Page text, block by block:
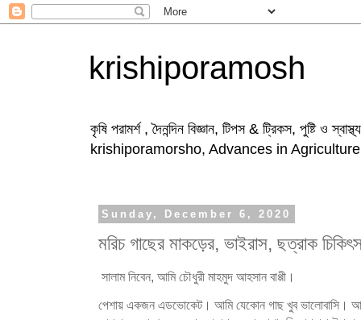
krishiporamosh
কৃষি পরামর্শ , দৈনন্দিন বিজ্ঞান, টিপস & ট্রিকস, পুষ্টি ও
krishiporamorsho, Advances in
Sunday, December 6, 2020
মরিচ গাছের মাকড়ের, ভাইরাস, ছত্রাক
সালাম নিবেন, আমি চৌধুরী মাহমুদ আহসান বাপ্পী।
পেশায় একজন এডভোকেট। আমি যেকোন গাছ খুব ভালোবাসি।